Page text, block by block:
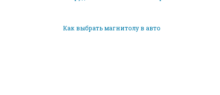
Как выбрать магнитолу в авто